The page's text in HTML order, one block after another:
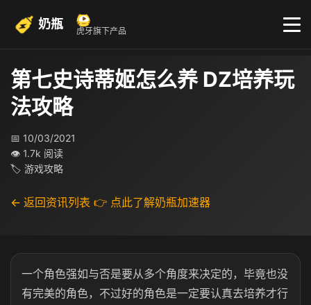
奶瓶 虎牙旗下产品
第七史诗蒂姬怎么养 DZ培养玩
法攻略
📅 10/03/2021
👁 1.7k 阅读
🏷 游戏攻略
← 返回资讯列表 👉 点此了解奶瓶加速器
一个角色强如与否是要从多个角度来决定的，毕竟也没
有完美的角色，不过好的角色是一定要认真去培养才行